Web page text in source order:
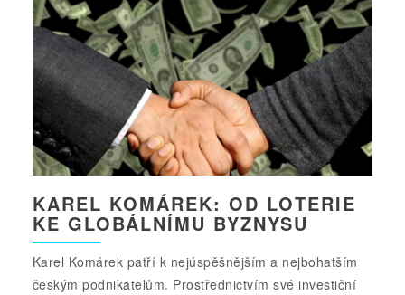
KAREL KOMÁREK: OD LOTERIE
KE GLOBÁLNÍMU BYZNYSU
Karel Komárek patří k nejúspěšnějším a nejbohatším
českým podnikatelům. Prostřednictvím své investiční